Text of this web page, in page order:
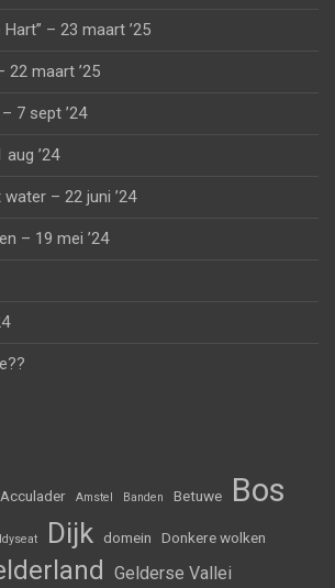
– 23 maart ’25
22 maart ’25
7 sept ’24
’24
– 22 juni ’24
– 19 mei ’24
Acculader Amstel Banden Betuwe Bos
Dijk domein Donkere wolken
Gelderse Vallei